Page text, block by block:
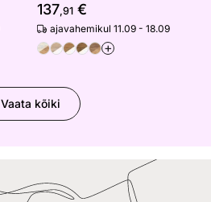
137,91 €
ajavahemikul 11.09 - 18.09
+
Vaata kõiki